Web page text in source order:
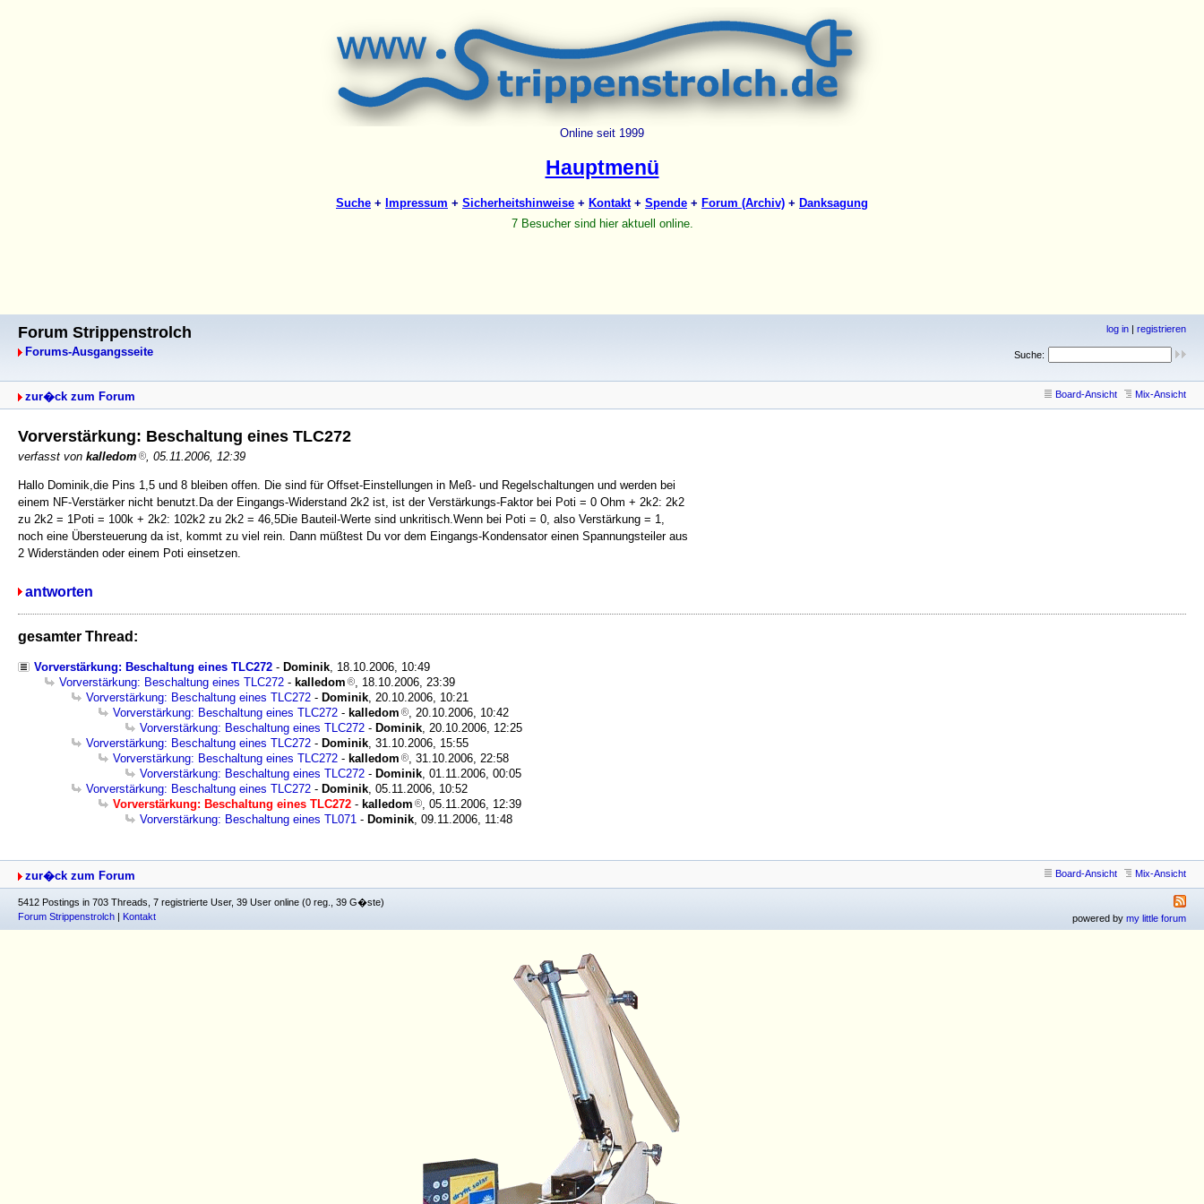
Forum Strippenstrolch
Forums-Ausgangsseite
log in | registrieren
Suche:
zur�ck zum Forum Board-Ansicht Mix-Ansicht
Vorverstärkung: Beschaltung eines TLC272
verfasst von kalledom , 05.11.2006, 12:39
Hallo Dominik,die Pins 1,5 und 8 bleiben offen. Die sind für Offset-Einstellungen in Meß- und Regelschaltungen und werden bei
einem NF-Verstärker nicht benutzt.Da der Eingangs-Widerstand 2k2 ist, ist der Verstärkungs-Faktor bei Poti = 0 Ohm + 2k2: 2k2
zu 2k2 = 1Poti = 100k + 2k2: 102k2 zu 2k2 = 46,5Die Bauteil-Werte sind unkritisch.Wenn bei Poti = 0, also Verstärkung = 1,
noch eine Übersteuerung da ist, kommt zu viel rein. Dann müßtest Du vor dem Eingangs-Kondensator einen Spannungsteiler aus
2 Widerständen oder einem Poti einsetzen.
antworten
gesamter Thread:
Vorverstärkung: Beschaltung eines TLC272 - Dominik, 18.10.2006, 10:49
Vorverstärkung: Beschaltung eines TLC272 - kalledom
, 18.10.2006, 23:39
Vorverstärkung: Beschaltung eines TLC272 - Dominik, 20.10.2006, 10:21
Vorverstärkung: Beschaltung eines TLC272 - kalledom
, 20.10.2006, 10:42
Vorverstärkung: Beschaltung eines TLC272 - Dominik, 20.10.2006, 12:25
Vorverstärkung: Beschaltung eines TLC272 - Dominik, 31.10.2006, 15:55
Vorverstärkung: Beschaltung eines TLC272 - kalledom
, 31.10.2006, 22:58
Vorverstärkung: Beschaltung eines TLC272 - Dominik, 01.11.2006, 00:05
Vorverstärkung: Beschaltung eines TLC272 - Dominik, 05.11.2006, 10:52
Vorverstärkung: Beschaltung eines TLC272 - kalledom
, 05.11.2006, 12:39
Vorverstärkung: Beschaltung eines TL071 - Dominik, 09.11.2006, 11:48
zur�ck zum Forum Board-Ansicht Mix-Ansicht
5412 Postings in 703 Threads, 7 registrierte User, 39 User online (0 reg., 39 G�ste)
Forum Strippenstrolch | Kontakt powered by my little forum